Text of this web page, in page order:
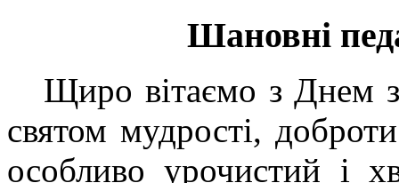
Шановні
Щиро вітаємо з Днем
святом мудрості,
особливо урочистий і